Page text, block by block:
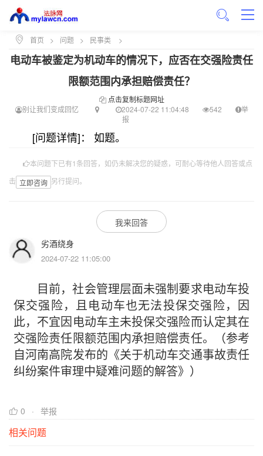
首页 > 问题 > 民事类 >
电动车被鉴定为机动车的情况下，应否在交强险责任
限额范围内承担赔偿责任？
点击复制标题网址
别让我们变成回忆
2024-07-22 11:04:48 542
举
报
[问题详情]： 如题。
本问题下已有1条回答，如仍未解决您的疑惑，可耐心等待他人回答或点
击 立即咨询 另行提问。
我来回答
劣酒绕身
2024-07-22 11:05:00
目前，社会管理层面未强制要求电动车投
保交强险，且电动车也无法投保交强险，因
此，不宜因电动车主未投保交强险而认定其在
交强险责任限额范围内承担赔偿责任。（参考
自河南高院发布的《关于机动车交通事故责任
纠纷案件审理中疑难问题的解答》）
0 举报
相关问题